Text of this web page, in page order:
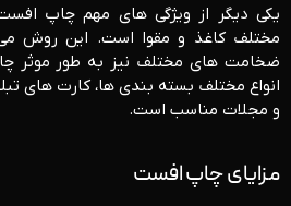
یکی دیگر از ویژگی ‌های مهم چاپ
مختلف کاغذ و مقوا است. این روش
ضخامت‌ های مختلف نیز به ‌طور موثر چاپ
انواع مختلف بسته‌ بندی‌ ها، کارت‌ های
و مجلات مناسب است.
مزایای چاپ افست